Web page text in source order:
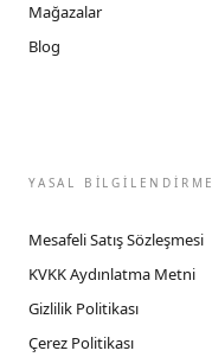
Mağazalar
Blog
YASAL BİLGİLENDİRME
Mesafeli Satış Sözleşmesi
KVKK Aydınlatma Metni
Gizlilik Politikası
Çerez Politikası